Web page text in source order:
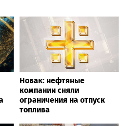
Новак: нефтяные
компании сняли
ограничения на отпуск
топлива